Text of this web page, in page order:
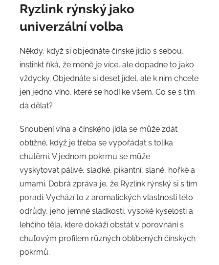
Ryzlink rýnský jako
univerzální volba
Někdy, když si objednáte čínské jídlo s sebou,
instinkt říká, že méně je více, ale dopadne to jako
vždycky. Objednáte si deset jídel, ale k nim chcete
jen jedno víno, které se hodí ke všem. Co se s tím
dá dělat?
Snoubení vína a čínského jídla se může zdát
obtížné, když je třeba se vypořádat s tolika
chutěmi. V jednom pokrmu se může
vyskytovat pálivé, sladké, pikantní, slané, hořké a
umami. Dobrá zpráva je, že Ryzlink rýnský si s tím
poradí. Vychází to z aromatických vlastností této
odrůdy, jeho jemné sladkosti, vysoké kyselosti a
lehčího těla, které dokáží obstát v porovnání s
chuťovým profilem různých oblíbených čínských
pokrmů.